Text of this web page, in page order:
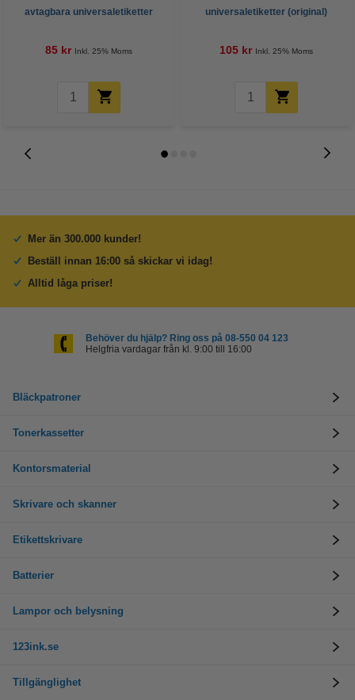
avtagbara universaletiketter
85 kr Inkl. 25% Moms
universaletiketter (original)
105 kr Inkl. 25% Moms
Mer än 300.000 kunder!
Beställ innan 16:00 så skickar vi idag!
Alltid låga priser!
Behöver du hjälp? Ring oss på 08-550 04 123
Helgfria vardagar från kl. 9:00 till 16:00
Bläckpatroner
Tonerkassetter
Kontorsmaterial
Skrivare och skanner
Etikettskrivare
Batterier
Lampor och belysning
123ink.se
Tillgänglighet